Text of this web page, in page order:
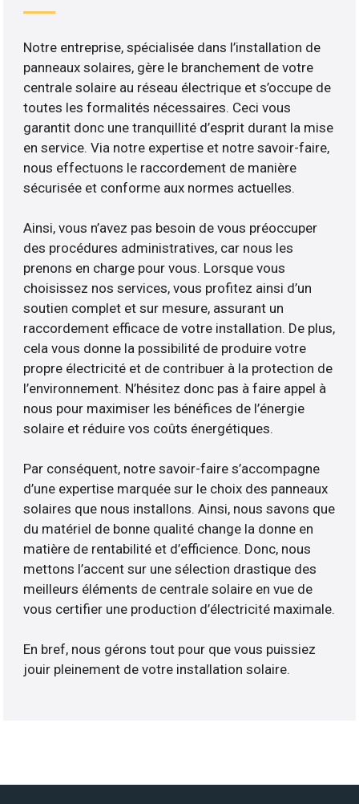
Notre entreprise, spécialisée dans l’installation de
panneaux solaires, gère le branchement de votre
centrale solaire au réseau électrique et s’occupe de
toutes les formalités nécessaires. Ceci vous
garantit donc une tranquillité d’esprit durant la mise
en service. Via notre expertise et notre savoir-faire,
nous effectuons le raccordement de manière
sécurisée et conforme aux normes actuelles.
Ainsi, vous n’avez pas besoin de vous préoccuper
des procédures administratives, car nous les
prenons en charge pour vous. Lorsque vous
choisissez nos services, vous profitez ainsi d’un
soutien complet et sur mesure, assurant un
raccordement efficace de votre installation. De plus,
cela vous donne la possibilité de produire votre
propre électricité et de contribuer à la protection de
l’environnement. N’hésitez donc pas à faire appel à
nous pour maximiser les bénéfices de l’énergie
solaire et réduire vos coûts énergétiques.
Par conséquent, notre savoir-faire s’accompagne
d’une expertise marquée sur le choix des panneaux
solaires que nous installons. Ainsi, nous savons que
du matériel de bonne qualité change la donne en
matière de rentabilité et d’efficience. Donc, nous
mettons l’accent sur une sélection drastique des
meilleurs éléments de centrale solaire en vue de
vous certifier une production d’électricité maximale.
En bref, nous gérons tout pour que vous puissiez
jouir pleinement de votre installation solaire.